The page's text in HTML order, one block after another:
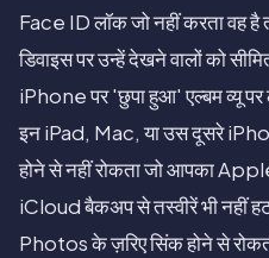
Face ID लॉक जो नहीं करता वह है
डिवाइस पर उन्हें देखने वालों को
iPhone पर 'छुपा हुआ' एल्बम व्यू पर
इन iPad, Mac, या उस दूसरे
होने से नहीं रोकता जो आपका
iCloud बैकअप से तस्वीरें भी नहीं
Photos के ज़रिए सिंक होने से